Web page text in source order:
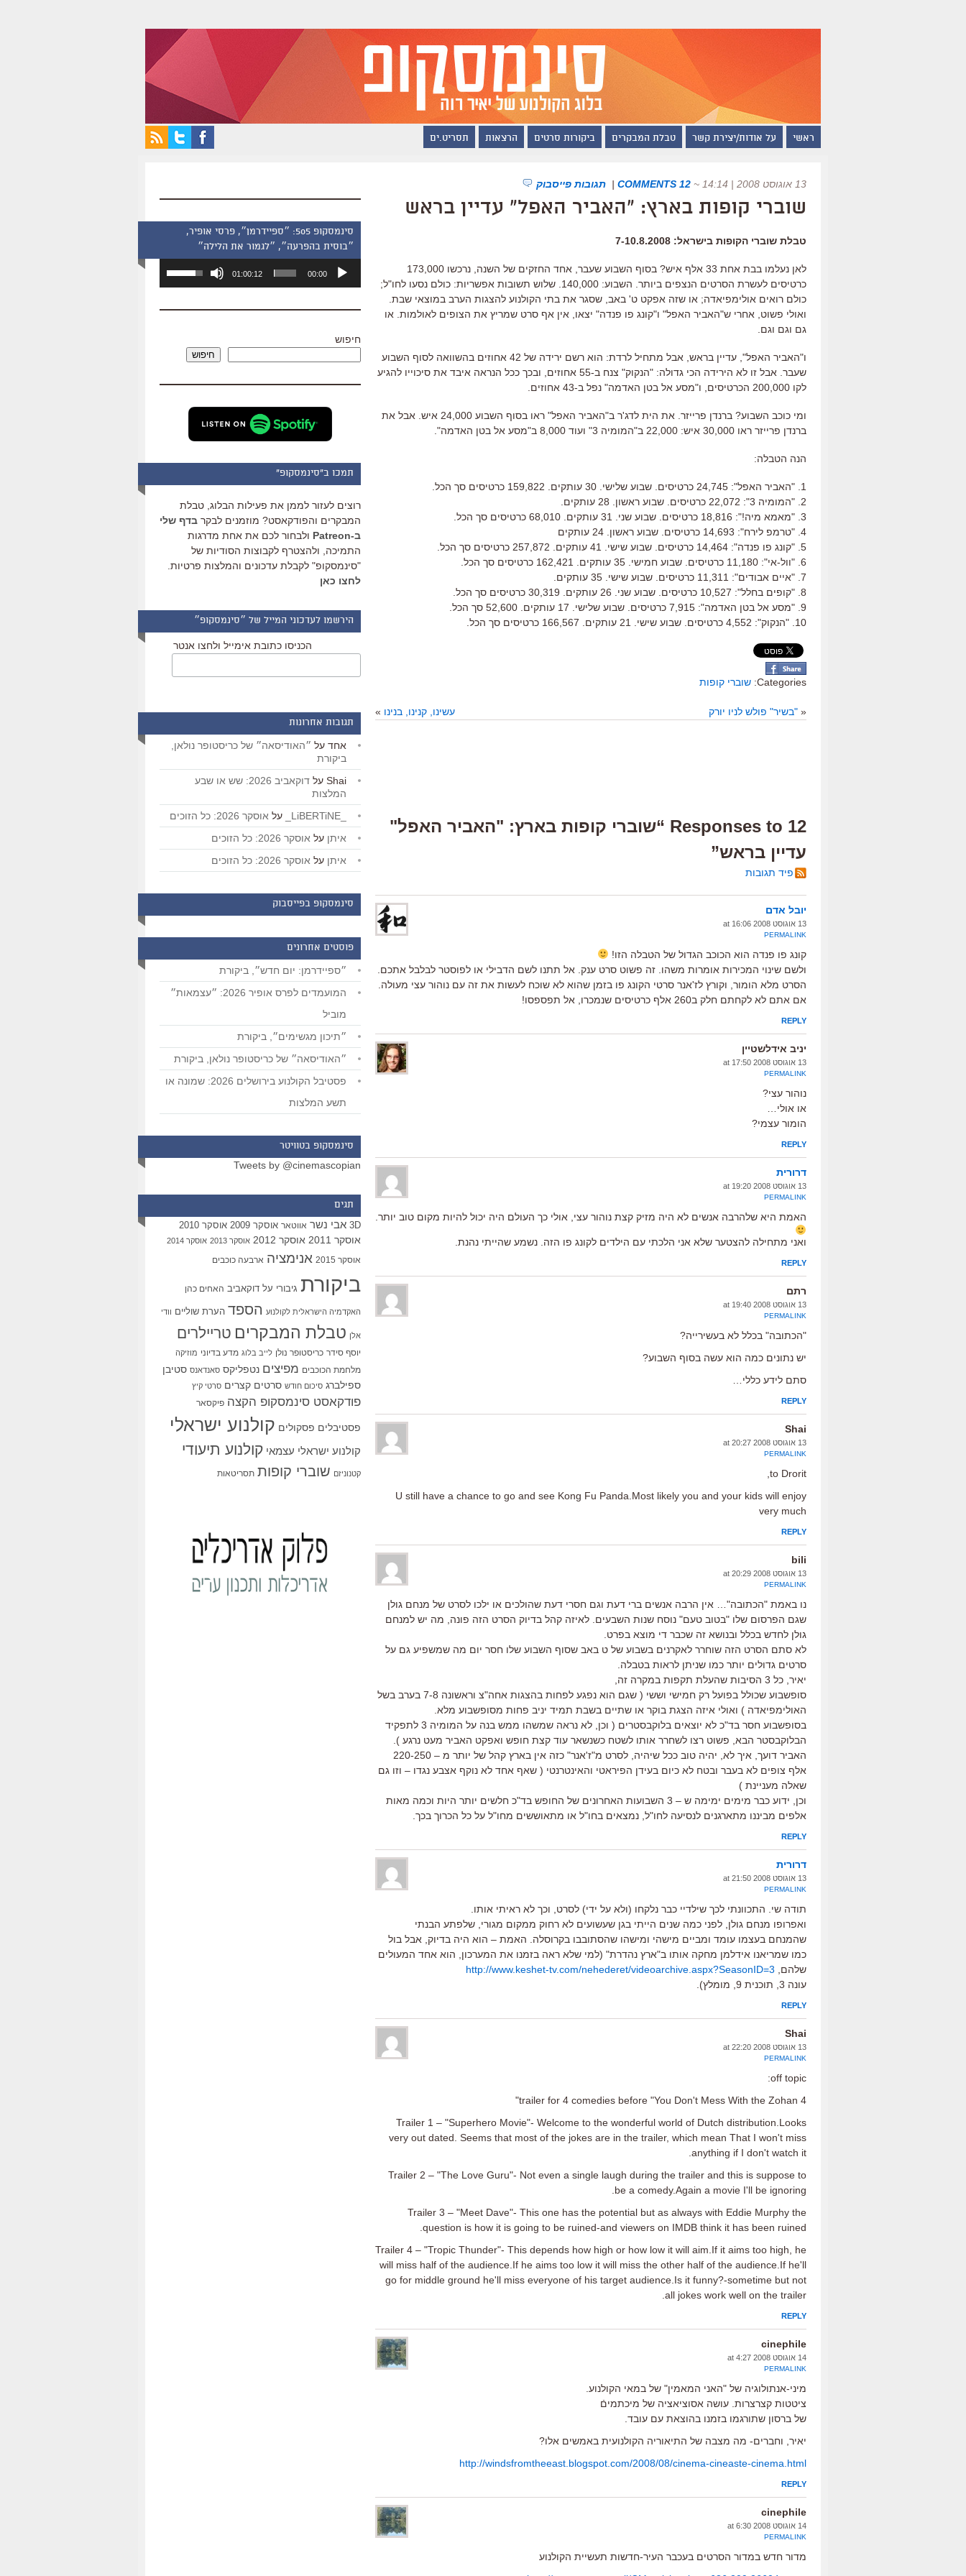
ראשי על אודות/יצירת קשר טבלת המבקרים ביקורות סרטים הרצאות תסריט.ים
13 אוגוסט 2008 | 14:14 ~
12 COMMENTS
| תגובות פייסבוק
שוברי קופות בארץ: "האביר האפל" עדיין בראש
טבלת שוברי הקופות בישראל: 7-10.8.2008
לאן נעלמו בבת אחת 33 אלף איש? בסוף השבוע שעבר, אחד החזקים של השנה, נרכשו 173,000
כרטיסים לעשרת הסרטים הנצפים ביותר. השבוע: 140,000. שלוש תשובות אפשריות: כולם נסעו לחו"ל;
כולם רואים אולימפיאדה; או שזה אפקט ט' באב, שסגר את בתי הקולנוע להצגות הערב במוצאי שבת.
ואולי פשוט, אחרי ש"האביר האפל" ו"קונג פו פנדה" יצאו, אין אף סרט שמריץ את הצופים לאולמות. או
גם וגם וגם.
ו"האביר האפל", עדיין בראש, אבל מתחיל לרדת: הוא רשם ירידה של 42 אחוזים בהשוואה לסוף השבוע
שעבר. אבל זו לא הירידה הכי גדולה: "הנקוק" צנח ב-55 אחוזים, ובכך ככל הנראה איבד את סיכוייו להגיע
לקו 200,000 הכרטיסים, ו"מסע אל בטן האדמה" נפל ב-43 אחוזים.
ומי כוכב השבוע? ברנדן פרייזר. את הית לדג'ר ב"האביר האפל" ראו בסוף השבוע 24,000 איש. אבל את
ברנדן פרייזר ראו 30,000 איש: 22,000 ב"המומיה 3" ועוד 8,000 ב"מסע אל בטן האדמה".
הנה הטבלה:
1. "האביר האפל": 24,745 כרטיסים. שבוע שלישי. 30 עותקים. 159,822 כרטיסים סך הכל.
2. "המומיה 3": 22,072 כרטיסים. שבוע ראשון. 28 עותקים.
3. "מאמא מיה!": 18,816 כרטיסים. שבוע שני. 31 עותקים. 68,010 כרטיסים סך הכל.
4. "טרמפ לירח": 14,693 כרטיסים. שבוע ראשון. 24 עותקים
5. "קונג פו פנדה": 14,464 כרטיסים. שבוע שישי. 41 עותקים. 257,872 כרטיסים סך הכל.
6. "וול-אי": 11,180 כרטיסים. שבוע חמישי. 35 עותקים. 162,421 כרטיסים סך הכל.
7. "איים אבודים": 11,311 כרטיסים. שבוע שישי. 35 עותקים.
8. "קופים בחלל": 10,527 כרטיסים. שבוע שני. 26 עותקים. 30,319 כרטיסים סך הכל.
9. "מסע אל בטן האדמה": 7,915 כרטיסים. שבוע שלישי. 17 עותקים. 52,600 סך הכל.
10. "הנקוק": 4,552 כרטיסים. שבוע שישי. 21 עותקים. 166,567 כרטיסים סך הכל.
Categories: שוברי קופות
« "בשיר" פולש לניו יורק עשינו, קנינו, בנינו »
12 Responses to “שוברי קופות בארץ: "האביר האפל"
עדיין בראש”
פיד תגובות
יובל אדם
13 אוגוסט 2008 at 16:06
PERMALINK
קונג פו פנדה הוא הכוכב הגדול של הטבלה הזו!
ולשם שינוי המכירות אומרות משהו. זה פשוט סרט ענק. אל תתנו לשם הדבילי או לפוסטר לבלבל אתכם.
הסרט מלא הומור, וקורץ לז'אנר סרטי הקונג פו בזמן שהוא לא שוכח לעשות את זה עם נוהור עצי מעולה.
אם אתם לא לקחתם חלק ב260 אלף כרטיסים שנמכרו, אל תפספסו!
REPLY
יניב אידלשטיין
13 אוגוסט 2008 at 17:50
PERMALINK
נוהור עצי?
או אולי…
הומור עצמי?
REPLY
דרורית
13 אוגוסט 2008 at 19:20
PERMALINK
האמת היא שלהרבה אנשים לא היה מזיק קצת נוהור עצי, אולי כך העולם היה יכול להיות מקום טוב יותר.
ואני מתחילה להצטער שלא אני הלכתי עם הילדים לקונג פו הזה. נשמע שהייתי נהנת.
REPLY
רתם
13 אוגוסט 2008 at 19:40
PERMALINK
"הכתובה" בכלל לא בעשירייה?
יש נתונים כמה הוא עשה בסוף השבוע?
סתם לידע כללי…
REPLY
Shai
13 אוגוסט 2008 at 20:27
PERMALINK
to Drorit,
U still have a chance to go and see Kong Fu Panda.Most likely you and your kids will enjoy
very much
REPLY
bili
13 אוגוסט 2008 at 20:29
PERMALINK
נו באמת "הכתובה"… אין הרבה אנשים ברי דעת וגם חסרי דעת שהולכים או ילכו לסרט של מנחם גולן
שגם הפרסום שלו "בטוב טעם" נוסח שנות השבעים. לאיזה קהל בדיוק הסרט הזה פונה, מה יש למנחם
גולן לחדש בכלל ובנושא זה שכבר די מוצא בפרט.
לא סתם הסרט הזה שוחרר לאקרנים בשבוע של ט באב שסוף השבוע שלו חסר יום מה שמשפיע גם על
סרטים גדולים יותר כמו שניתן לראות בטבלה.
יאיר, כל 3 הסיבות שהעלת תקפות במקרה זה,
סופשבוע שכולל בפועל רק חמישי וששי ( שגם הוא נפגע לפחות בהצגות אחה"צ וראשונה 7-8 בערב בשל
האולימפיאדה ) ואולי איזה הצגת בוקר או שתיים בשבת תמיד יניב פחות מסופשבוע מלא.
בסופשבוע חסר בד"כ לא יוצאים בלוקבסטרים ( וכן, לא נראה שמשהו ממש בנה על המומיה 3 לתפקיד
הבלוקבסטר הבא, פשוט רצו לשחרר אותו לשטח כשנשאר עוד קצת חופש ואפקט האביר מעט נרגע ).
האביר דועך, איך לא, יהיה טוב ככל שיהיה, לסרט מ"ז'אנר" כזה אין בארץ קהל של יותר מ – 220-250
אלף צופים לא בעבר ובטח לא כיום בעידן הפיראטי והאינטרנטי ( שאף אחד לא נוקף אצבע נגדו – וזו גם
שאלה מעניינת )
וכן, ידוע כבר מימים ימימה ש – 3 השבועות האחרונים של החופש בד"כ חלשים יותר היות וכמה מאות
אלפים מביננו מתארגנים לנסיעה לחו"ל, נמצאים בחו"ל או מתאוששים מחו"ל על כל הכרוך בכך.
REPLY
דרורית
13 אוגוסט 2008 at 21:50
PERMALINK
תודה שי. התכוונתי לכך שילדיי כבר נלקחו (ולא על ידי) לסרט, וכך לא ראיתי אותו.
ואפרופו מנחם גולן, לפני כמה שנים הייתי בגן שעשועים לא רחוק ממקום מגורי, שלפתע הבנתי
שהמנחם בעצמו עומד ומביים מישהי ומישהו שהסתובבו בקרוסלה. האמת – הוא היה בדיוק, אבל בול
כמו שמריאנו אידלמן מחקה אותו ב"ארץ נהדרת" (למי שלא ראה בזמנו את המערכון, הוא אחד המעולים
שלהם, http://www.keshet-tv.com/nehederet/videoarchive.aspx?SeasonID=3
עונה 3, תוכנית 9, מומלץ).
REPLY
Shai
13 אוגוסט 2008 at 22:20
PERMALINK
off topic:
4 trailer for 4 comedies before "You Don't Mess With the Zohan"
Trailer 1 – "Superhero Movie"- Welcome to the wonderful world of Dutch distribution.Looks
very out dated. Seems that most of the jokes are in the trailer, which mean That I won't miss
anything if I don't watch it.
Trailer 2 – "The Love Guru"- Not even a single laugh during the trailer and this is suppose to
be a comedy.Again a movie I'll be ignoring.
Trailer 3 – "Meet Dave"- This one has the potential but as always with Eddie Murphy the
question is how it is going to be ruined-and viewers on IMDB think it has been ruined.
Trailer 4 – "Tropic Thunder"- This depends how high or how low it will aim.If it aims too high, he
will miss half of the audience.If he aims too low it will miss the other half of the audience.If he'll
go for middle ground he'll miss everyone of his target audience.Is it funny?-sometime but not
all jokes work well on the trailer.
REPLY
cinephile
14 אוגוסט 2008 at 4:27
PERMALINK
מיני-אנתולוגיה של "האני המאמין" של במאי הקולנוע.
ציטטות קצרצרות. עושה אסוציאציה של מיכתמיםֿ
של ברסון שתורגמו בזמנו בהוצאת עם עובד.
יאיר, וחברים- מה מצבה של התיאוריה הקולנועית באמשים אלו?
http://windsfromtheeast.blogspot.com/2008/08/cinema-cineaste-cinema.html
REPLY
cinephile
14 אוגוסט 2008 at 6:30
PERMALINK
מדור חדש במדור הסרטים בעכבר העיר-חדשות תעשיית הקולנוע
סינמסקופ 505: ״ספיידרמן״, פרסי אופיר,
״בוסית בהפרעה״, ״לגמור את הלילה״
אודיו
00:00
01:00:12
השתמש
כדי
שמע.
חיפוש
חיפוש
תמכו ב"סינמסקופ"
רוצים לעזור לממן את פעילות הבלוג, טבלת
המבקרים והפודקאסט? מוזמנים לבקר בדף שלי
ב-Patreon
ולבחור לכם את אחת מדרגות
התמיכה, ולהצטרף לקבוצות הסודיות של
"סינמסקופ" לקבלת עדכונים והמלצות פרטיות.
לחצו כאן
הירשמו לעדכוני המייל של ״סינמסקופ״
הכניסו כתובת אימייל ולחצו אנטר
תגובות אחרונות
אחד על ״האודיסאה״ של כריסטופר נולאן,
ביקורת
Shai על
דוקאביב 2026: שש או שבע
המלצות
על אוסקר 2026: כל הזוכים
איתן על אוסקר 2026: כל הזוכים
איתן על אוסקר 2026: כל הזוכים
סינמסקופ בפייסבוק
פוסטים אחרונים
״ספיידרמן: יום חדש״, ביקורת
המועמדים לפרס אופיר 2026: ״עצמאות״
מוביל
״תיכון מגשימים״, ביקורת
״האודיסאה״ של כריסטופר נולאן, ביקורת
פסטיבל הקולנוע בירושלים 2026: שמונה או
תשע המלצות
סינמסקופ בטוויטר
Tweets by @cinemascopian
תגים
3D אבי נשר אווטאר אוסקר 2009 אוסקר 2010
אוסקר 2011 אוסקר 2012 אוסקר 2013 אוסקר 2014
אוסקר 2015 אנימציה ארבעה כוכבים
ביקורת גיבורי על דוקאביב האחים כהן
האקדמיה הישראלית לקולנוע הספד הערת שוליים וודי
אלן טבלת המבקרים טריילרים
יוסף סידר כריסטופר נולן לייב בלוג מדע בדיוני מוזיקה
מלחמת הכוכבים מפיצים נטפליקס סאנדאנס סטיבן
ספילברג סיכום חודש סרטים קצרים סרטי קיץ
פודקאסט סינמסקופ הקצה פיקסאר
פסטיבלים פסקולים קולנוע ישראלי
קולנוע ישראלי עצמאי קולנוע תיעודי
קטנוניזם שוברי קופות תסריטאות